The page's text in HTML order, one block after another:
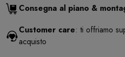
Consegna al piano &
Customer care: ti offriamo
acquisto